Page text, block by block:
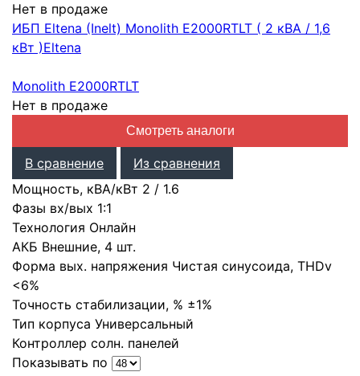
Нет в продаже
ИБП Eltena (Inelt) Monolith E2000RTLT ( 2 кВА / 1,6
кВт )Eltena
Monolith E2000RTLT
Нет в продаже
Смотреть аналоги
В сравнение
Из сравнения
Мощность, кВА/кВт 2 / 1.6
Фазы вх/вых 1:1
Технология Онлайн
АКБ Внешние, 4 шт.
Форма вых. напряжения Чистая синусоида, THDv
<6%
Точность стабилизации, % ±1%
Тип корпуса Универсальный
Контроллер солн. панелей
Показывать по